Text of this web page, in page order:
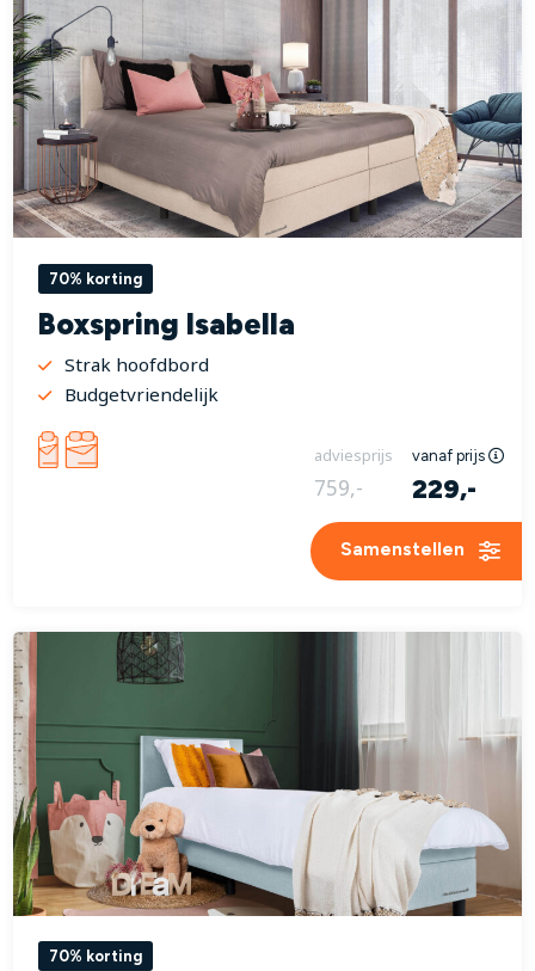
70% korting
Boxspring Isabella
Strak hoofdbord
Budgetvriendelijk
adviesprijs vanaf prijs
759,- 229,-
Samenstellen
70% korting